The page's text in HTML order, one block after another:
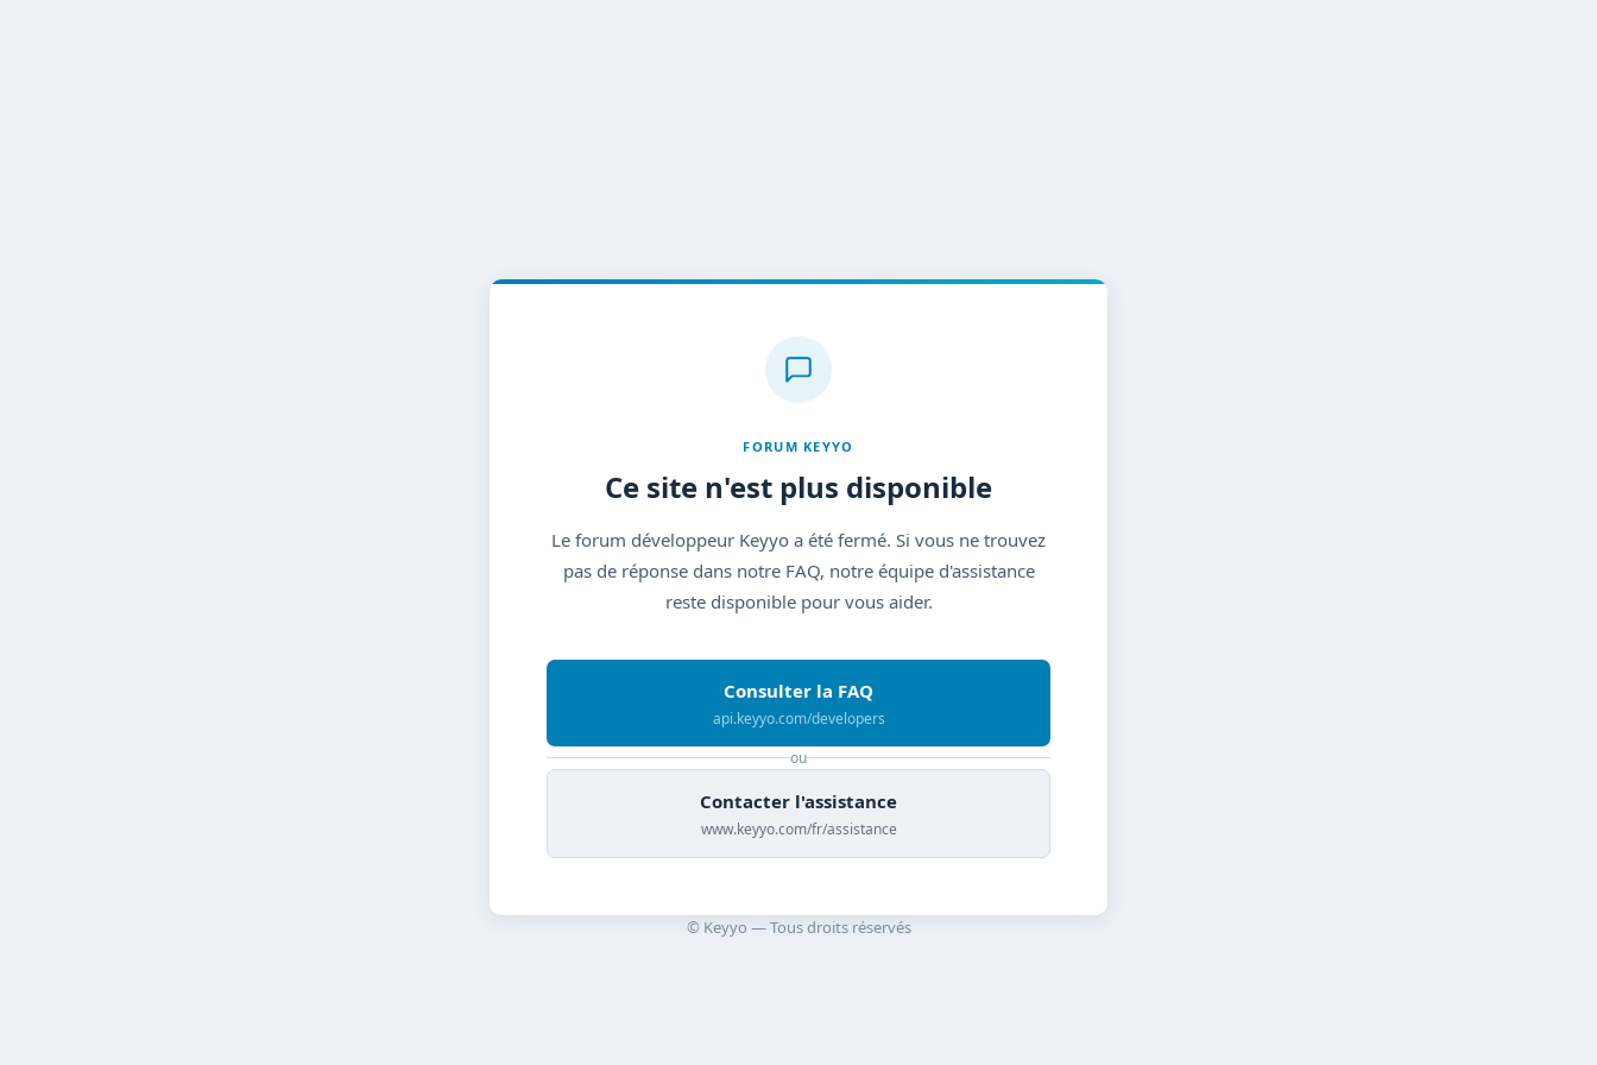
FORUM KEYYO
Ce site n'est plus disponible
Le forum développeur Keyyo a été fermé. Si vous ne trouvez
pas de réponse dans notre FAQ, notre équipe d'assistance
reste disponible pour vous aider.
Consulter la FAQ
api.keyyo.com/developers
ou
Contacter l'assistance
www.keyyo.com/fr/assistance
© Keyyo — Tous droits réservés